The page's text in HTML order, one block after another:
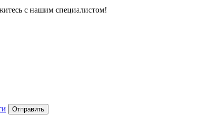
с нашим специалистом!
Отправить